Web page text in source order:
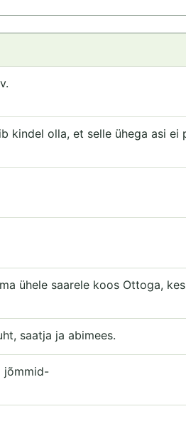
kindel olla, et selle ühega asi ei
ühele saarele koos Ottoga,
saatja ja abimees.
jõmmid-